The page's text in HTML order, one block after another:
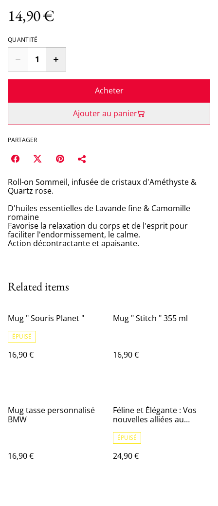
14,90 €
QUANTITÉ
Acheter
Ajouter au panier
PARTAGER
Roll-on Sommeil, infusée de cristaux d'Améthyste &
Quartz rose.
D'huiles essentielles de Lavande fine & Camomille
romaine
Favorise la relaxation du corps et de l'esprit pour
faciliter l'endormissement, le calme.
Action décontractante et apaisante.
Related items
Mug " Souris Planet "
ÉPUISÉ
16,90 €
Mug " Stitch " 355 ml
16,90 €
Mug tasse personnalisé
BMW
16,90 €
Féline et Élégante : Vos
nouvelles alliées au
oreilles en rhoduim et
strass
ÉPUISÉ
24,90 €